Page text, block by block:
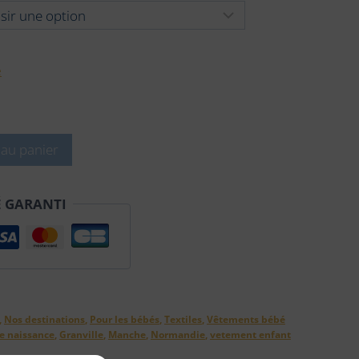
panier
GARANTI
Nos destinations Pour les bébés Textiles Vêtements bébé
naissance, Granville, Manche, Normandie, vetement enfant